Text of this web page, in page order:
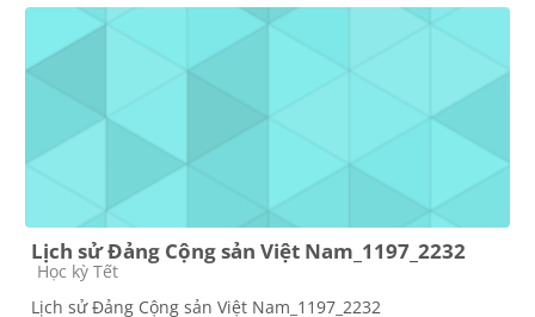
Lịch sử Đảng Cộng sản Việt Nam_1197_2232
Course category
Học kỳ Tết
Lịch sử Đảng Cộng sản Việt Nam_1197_2232